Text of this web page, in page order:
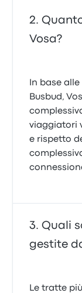
Vosa?
In base
Busbud,
viaggiatori
e rispetto
Quali
gestite
Le tratte